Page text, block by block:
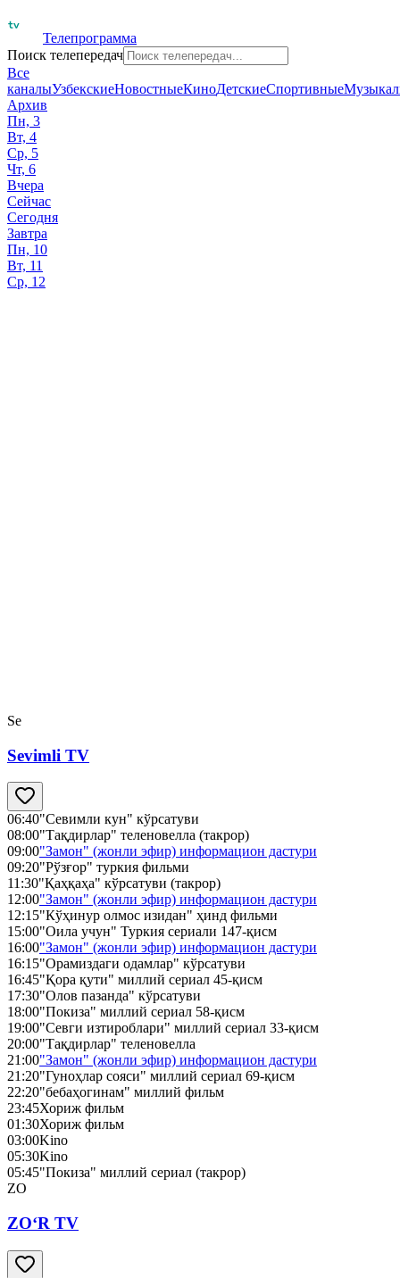
Телепрограмма
Поиск телепередач
Все
каналыУзбекскиеНовостныеКиноДетскиеСпортивные
Архив
Пн, 3
Вт, 4
Ср, 5
Чт, 6
Вчера
Сейчас
Сегодня
Завтра
Пн, 10
Вт, 11
Ср, 12
Se
Sevimli TV
06:40"Севимли кун" кўрсатуви
08:00"Тақдирлар" теленовелла (такрор)
09:00"Замон" (жонли эфир) информацион дастури
09:20"Рўзғор" туркия фильми
11:30"Қаҳқаҳа" кўрсатуви (такрор)
12:00"Замон" (жонли эфир) информацион дастури
12:15"Кўҳинур олмос изидан" ҳинд фильми
15:00"Оила учун" Туркия сериали 147-қисм
16:00"Замон" (жонли эфир) информацион дастури
16:15"Орамиздаги одамлар" кўрсатуви
16:45"Қора қути" миллий сериал 45-қисм
17:30"Олов пазанда" кўрсатуви
18:00"Покиза" миллий сериал 58-қисм
19:00"Севги изтироблари" миллий сериал 33-қисм
20:00"Тақдирлар" теленовелла
21:00"Замон" (жонли эфир) информацион дастури
21:20"Гуноҳлар сояси" миллий сериал 69-қисм
22:20"бебаҳогинам" миллий фильм
23:45Хориж фильм
01:30Хориж фильм
03:00Kino
05:30Kino
05:45"Покиза" миллий сериал (такрор)
ZO
ZO‘R TV